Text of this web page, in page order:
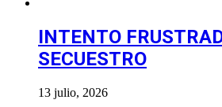
INTENTO
SECUESTRO
13 julio, 2026